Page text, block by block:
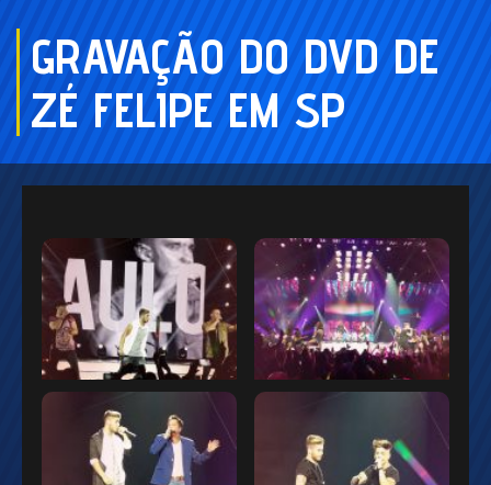
GRAVAÇÃO DO DVD DE
ZÉ FELIPE EM SP